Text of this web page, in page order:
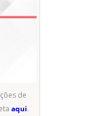
de
aqui.